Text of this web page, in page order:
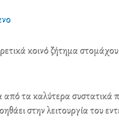
κοινό ζήτημα
από τα καλύτερα
στην λειτουργία του